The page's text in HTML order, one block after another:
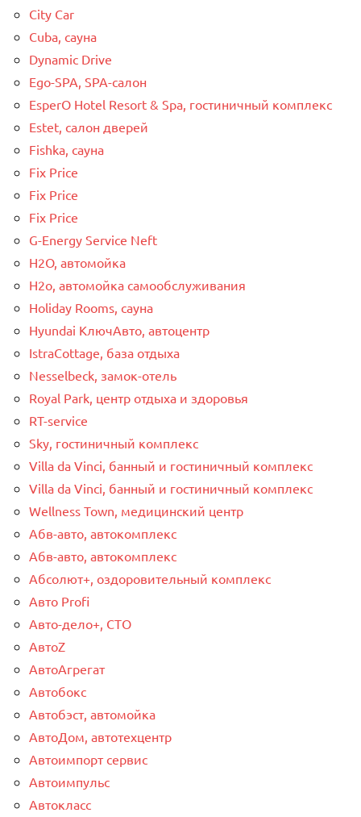
City Car
Cuba, сауна
Dynamic Drive
Ego-SPA, SPA-салон
EsperO Hotel Resort & Spa, гостиничный комплекс
Estet, салон дверей
Fishka, сауна
Fix Price
Fix Price
Fix Price
G-Energy Service Neft
H2O, автомойка
H2o, автомойка самообслуживания
Holiday Rooms, сауна
Hyundai КлючАвто, автоцентр
IstraCottage, база отдыха
Nesselbeck, замок-отель
Royal Park, центр отдыха и здоровья
RT-service
Sky, гостиничный комплекс
Villa da Vinci, банный и гостиничный комплекс
Villa da Vinci, банный и гостиничный комплекс
Wellness Town, медицинский центр
Абв-авто, автокомплекс
Абв-авто, автокомплекс
Абсолют+, оздоровительный комплекс
Авто Profi
Авто-дело+, СТО
АвтоZ
АвтоАгрегат
Автобокс
Автобэст, автомойка
АвтоДом, автотехцентр
Автоимпорт сервис
Автоимпульс
Автокласс